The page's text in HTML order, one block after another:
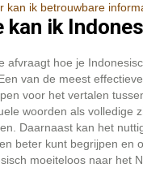
kan ik betrouwbare
kan ik
afvraagt hoe je
van de meest
voor het vertalen
woorden als volledige
Daarnaast kan het
beter kunt begrijpen en
moeiteloos naar het